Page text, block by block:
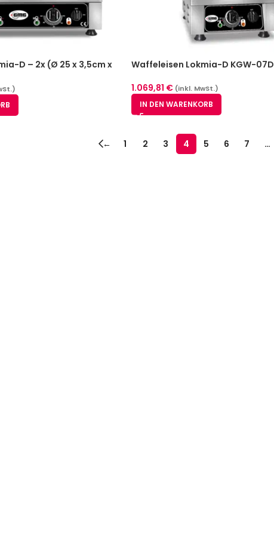
D – 2x (Ø 25 x 3,5cm x
Waffeleisen Lokmia-D KGW-07D
1.069,81 € (inkl. MwSt.)
IN DEN WARENKORB
← 1 2 3 4 5 6 7 …